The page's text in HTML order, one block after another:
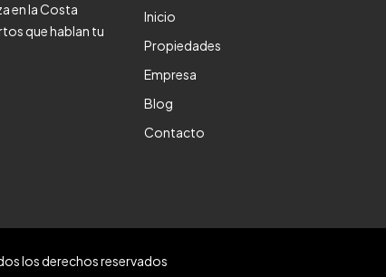
en la Costa
que hablan tu
Inicio
Propiedades
Empresa
Blog
Contacto
los derechos reservados